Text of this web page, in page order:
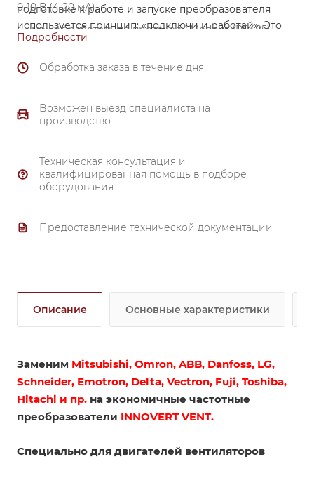
подготовке к работе и запуске преобразователя
используется принцип: «подключи и работай». Это
значительно упрощает монтаж и эксплуатацию
0-10 В (4-20 мА),
может работать по протоколу Modbus (RS485),
Подробности
Обработка заказа в течение дня
Возможен выезд специалиста на
производство
Техническая консультация и
квалифицированная помощь в подборе
оборудования
Предоставление технической документации
Описание Основные характеристики
Заменим Mitsubishi, Omron, ABB, Danfoss, LG,
Schneider, Emotron, Delta, Vectron, Fuji, Toshiba,
Hitachi и пр. на экономичные частотные
преобразователи INNOVERT VENT.
Cпециально для двигателей вентиляторов